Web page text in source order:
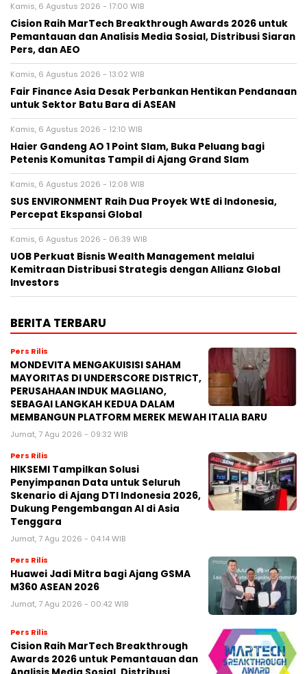
Kamis, 6 Agustus 2026 - 17:00 WIB
Cision Raih MarTech Breakthrough Awards 2026 untuk
Pemantauan dan Analisis Media Sosial, Distribusi Siaran
Pers, dan AEO
Kamis, 6 Agustus 2026 - 13:02 WIB
Fair Finance Asia Desak Perbankan Hentikan Pendanaan
untuk Sektor Batu Bara di ASEAN
Kamis, 6 Agustus 2026 - 12:10 WIB
Haier Gandeng AO 1 Point Slam, Buka Peluang bagi
Petenis Komunitas Tampil di Ajang Grand Slam
Kamis, 6 Agustus 2026 - 12:08 WIB
SUS ENVIRONMENT Raih Dua Proyek WtE di Indonesia,
Percepat Ekspansi Global
Kamis, 6 Agustus 2026 - 06:39 WIB
UOB Perkuat Bisnis Wealth Management melalui
Kemitraan Distribusi Strategis dengan Allianz Global
Investors
BERITA TERBARU
Pers Rilis
MONDEVITA MENGAKUISISI SAHAM
MAYORITAS DI UNDERSCORE DISTRICT,
PERUSAHAAN INDUK MAGLIANO,
SEBAGAI LANGKAH KEDUA DALAM
MEMBANGUN PLATFORM MEREK MEWAH ITALIA BARU
Jumat, 7 Agu 2026 - 09:32 WIB
Pers Rilis
HIKSEMI Tampilkan Solusi
Penyimpanan Data untuk Seluruh
Skenario di Ajang DTI Indonesia 2026,
Dukung Pengembangan AI di Asia
Tenggara
Jumat, 7 Agu 2026 - 04:14 WIB
Pers Rilis
Huawei Jadi Mitra bagi Ajang GSMA
M360 ASEAN 2026
Jumat, 7 Agu 2026 - 00:42 WIB
Pers Rilis
Cision Raih MarTech Breakthrough
Awards 2026 untuk Pemantauan dan